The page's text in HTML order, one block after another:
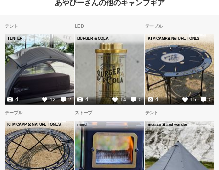
あやぴーさんの他のキャンプギア
テント
TENTER
12 2
4
LED
BURGER & COLA
14 0
4
テーブル
KTM CAMP✖️ NATURE TONES
15 0
4
テーブル
KTM CAMP ✖️ NATURE TONES
ストーブ
mind
テント
muraco ✖️ and wander